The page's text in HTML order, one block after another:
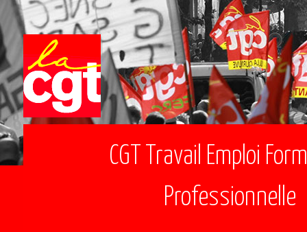
CGT Travail Emploi
Professionnelle